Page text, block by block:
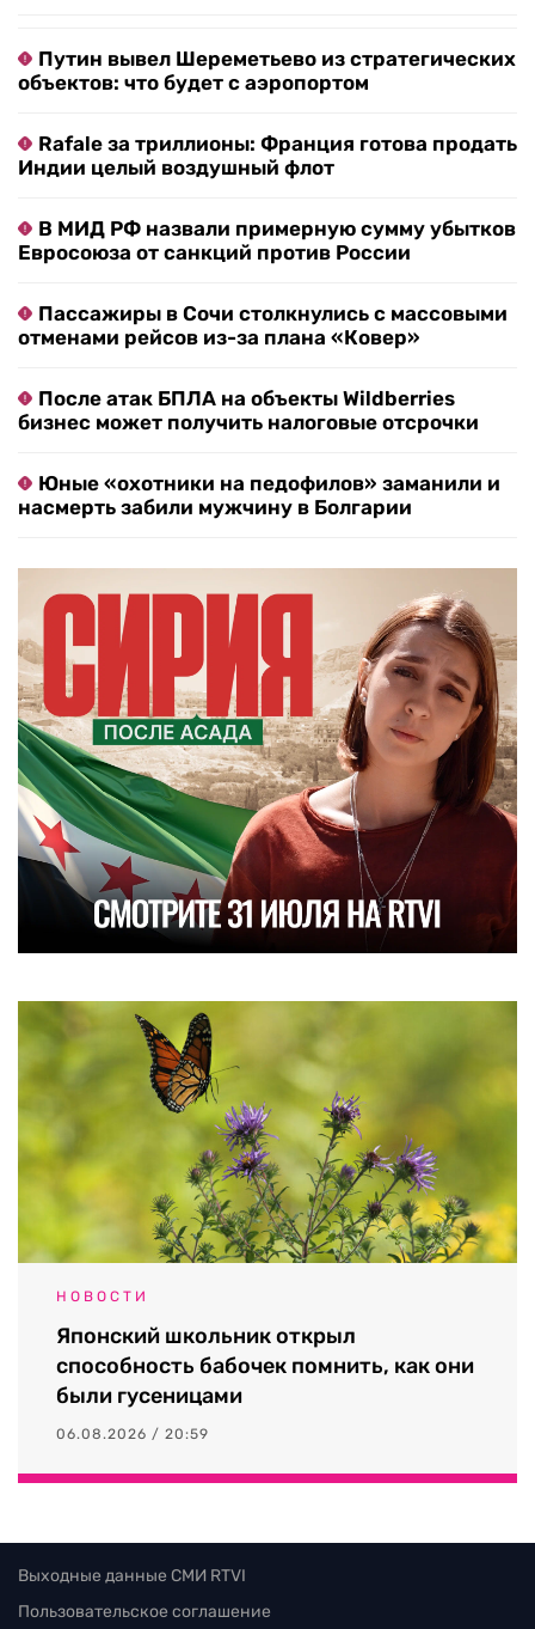
Путин вывел Шереметьево из стратегических
объектов: что будет с аэропортом
Rafale за триллионы: Франция готова продать
Индии целый воздушный флот
В МИД РФ назвали примерную сумму убытков
Евросоюза от санкций против России
Пассажиры в Сочи столкнулись с массовыми
отменами рейсов из-за плана «Ковер»
После атак БПЛА на объекты Wildberries
бизнес может получить налоговые отсрочки
Юные «охотники на педофилов» заманили и
насмерть забили мужчину в Болгарии
НОВОСТИ
Японский школьник открыл
способность бабочек помнить, как они
были гусеницами
06.08.2026 / 20:59
Выходные данные СМИ RTVI
Пользовательское соглашение